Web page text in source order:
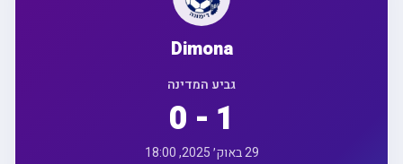
Dimona
גביע המדינה
0 - 1
29 באוק׳ 2025, 18:00